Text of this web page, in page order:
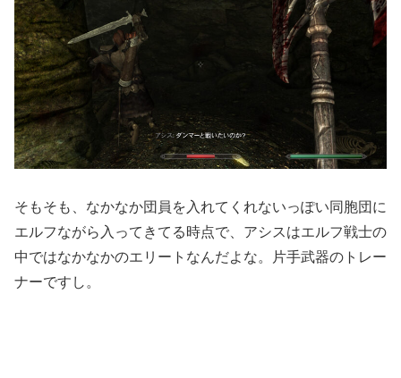
そもそも、なかなか団員を入れてくれないっぽい同胞団に
エルフながら入ってきてる時点で、アシスはエルフ戦士の
中ではなかなかのエリートなんだよな。片手武器のトレー
ナーですし。